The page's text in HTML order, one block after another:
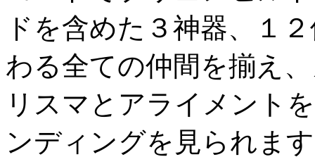
ドを含めた３神器、１
わる全ての仲間を揃え
リスマとアライメント
ンディングを見られま